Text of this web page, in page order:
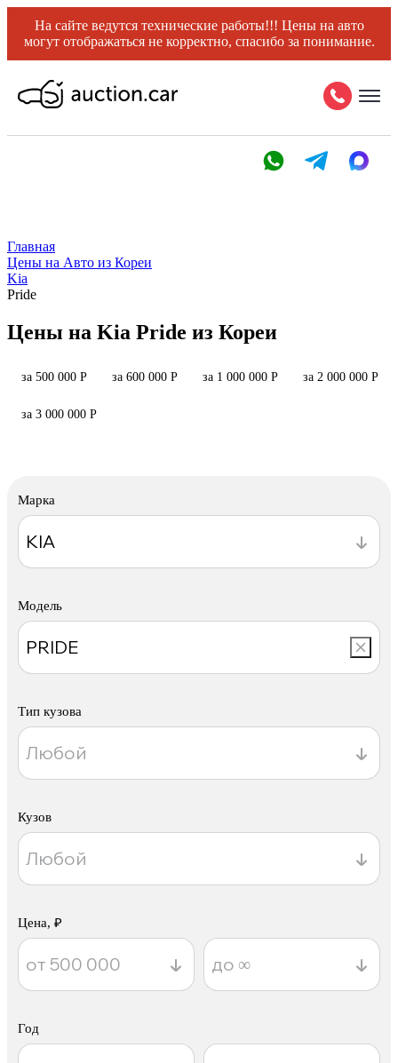
На сайте ведутся технические работы!!! Цены на авто
могут отображаться не корректно, спасибо за понимание.
Главная
Цены на Авто из Кореи
Kia
Pride
Цены на Kia Pride из Кореи
за 500 000 Р за 600 000 Р за 1 000 000 Р за 2 000 000 Р
за 3 000 000 Р
Марка
Модель
Тип кузова
Кузов
Цена, ₽
Год